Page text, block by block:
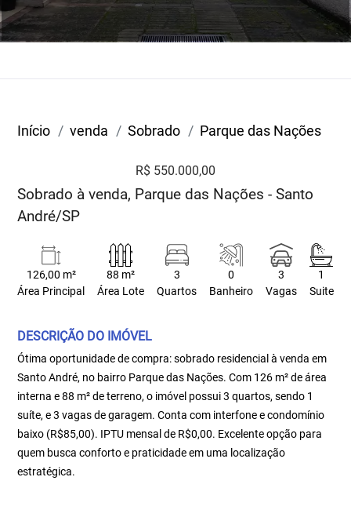
Início venda Sobrado Parque das Nações
R$ 550.000,00
Sobrado à venda, Parque das Nações - Santo
André/SP
126,00 m²
Área Principal
88 m²
Área Lote
3
Quartos
0
Banheiro
3
Vagas
1
Suite
DESCRIÇÃO DO IMÓVEL
Ótima oportunidade de compra: sobrado residencial à venda em
Santo André, no bairro Parque das Nações. Com 126 m² de área
interna e 88 m² de terreno, o imóvel possui 3 quartos, sendo 1
suíte, e 3 vagas de garagem. Conta com interfone e condomínio
baixo (R$85,00). IPTU mensal de R$0,00. Excelente opção para
quem busca conforto e praticidade em uma localização
estratégica.